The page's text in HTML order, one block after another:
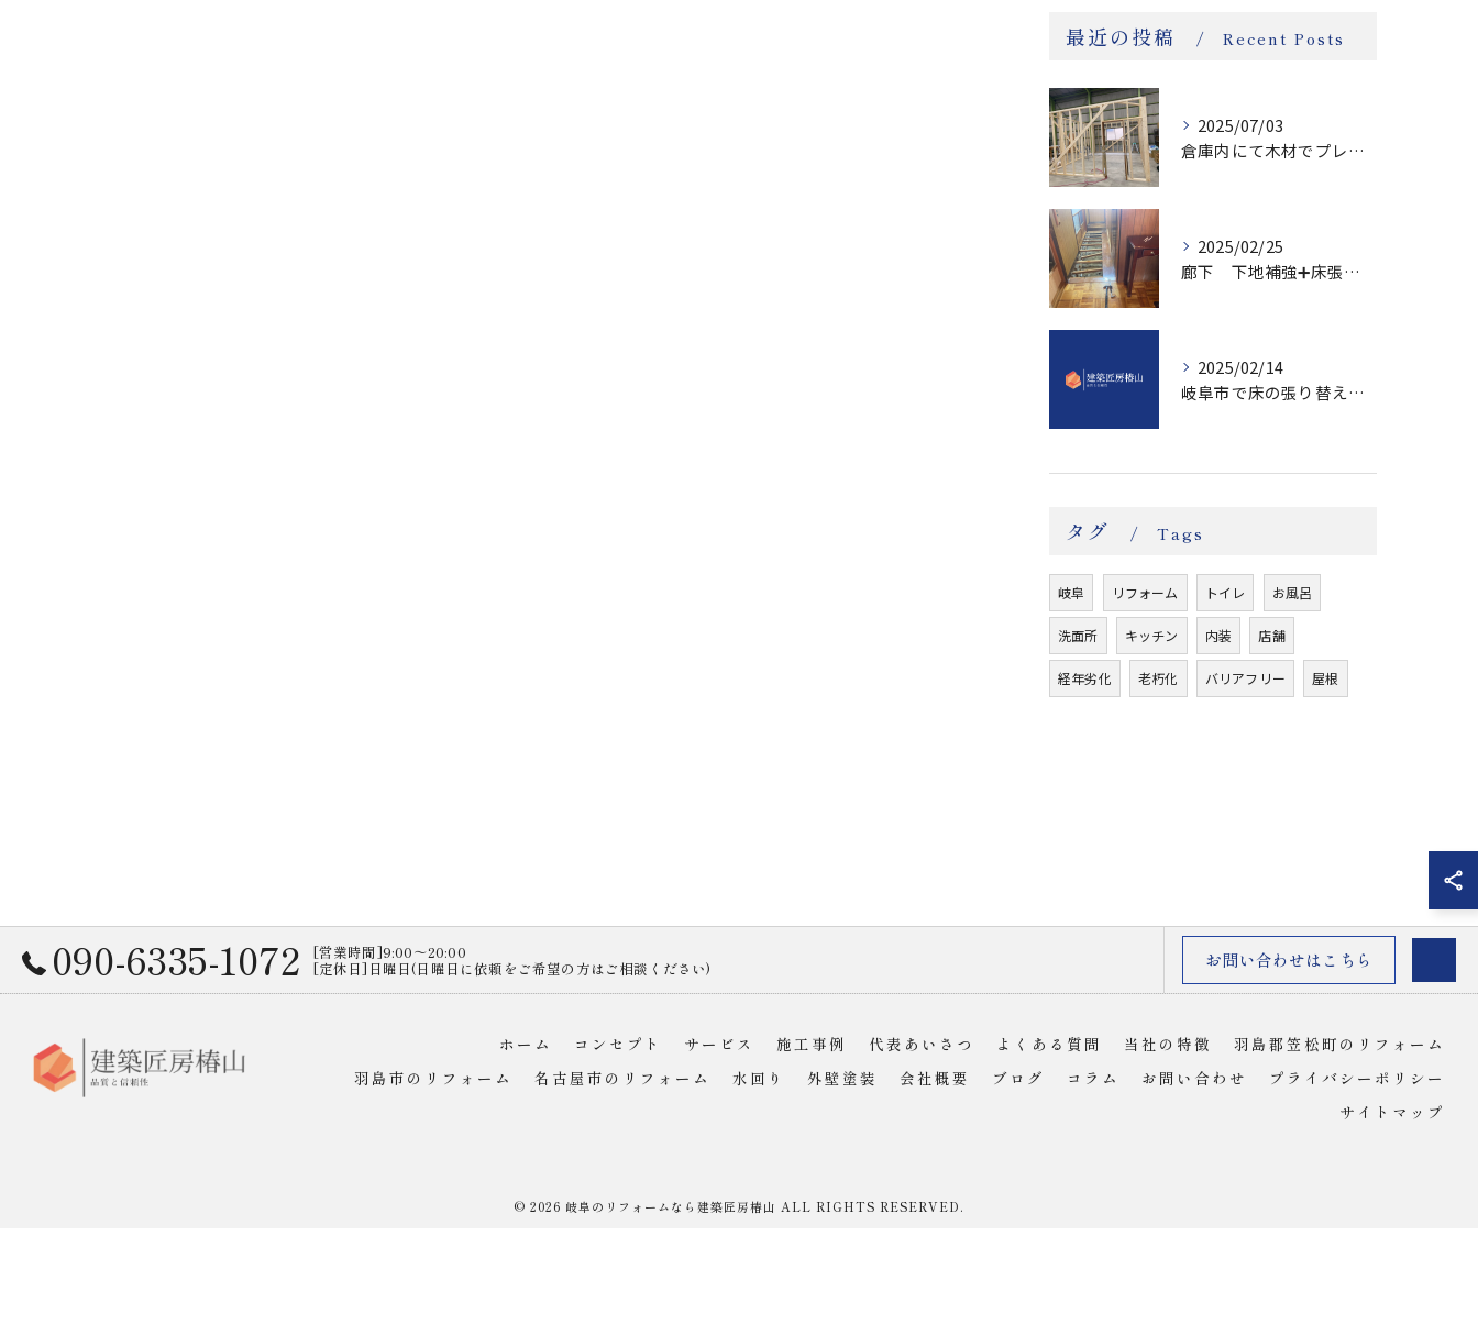
最近の投稿 Recent Posts
2025/07/03
倉庫内にて木材でプレハブ小屋作り
2025/02/25
廊下 下地補強➕床張り替え
2025/02/14
岐阜市で床の張り替えのリフォームをしてきました。
タグ Tags
岐阜 リフォーム トイレ お風呂
洗面所 キッチン 内装 店舗
経年劣化 老朽化 バリアフリー 屋根
090-6335-1072 [営業時間]9:00～20:00
[定休日]日曜日(日曜日に依頼をご希望の方はご相談ください) お問い合わせはこちら
ホーム コンセプト サービス 施工事例 代表あいさつ よくある質問 当社の特徴
羽島郡笠松町のリフォーム
羽島市のリフォーム
名古屋市のリフォーム 水回り 外壁塗装 会社概要 ブログ コラム お問い合わせ
プライバシーポリシー
サイトマップ
© 2026 岐阜のリフォームなら建築匠房椿山 ALL RIGHTS RESERVED.